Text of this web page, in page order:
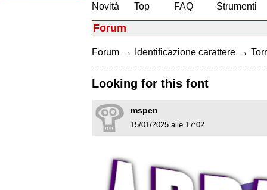
Novità
Top
FAQ
Strumenti
Forum
Forum → Identificazione carattere →
Looking for this font
mspen
15/01/2025 alle 17:02